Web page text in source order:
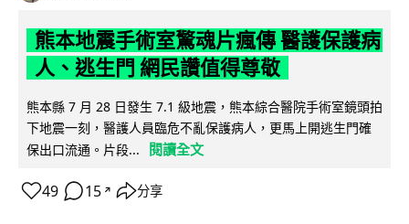
熊本地震手術室驚魂片瘋傳 醫護保護病
人、逃生門 網民讚值得尊敬
熊本縣 7 月 28 日發生 7.1 級地震，熊本綜合醫院手術室鏡頭拍
下地震一刻，醫護人員臨危不亂保護病人，更馬上開逃生門確
保出口流通。片段...
閱讀全文
49 15 ↗ 分享